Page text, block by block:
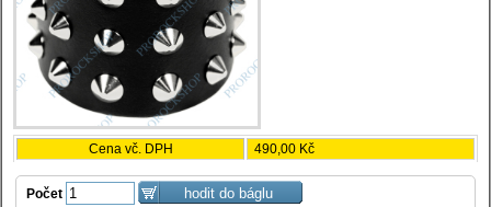
Cena vč. DPH 490,00 Kč
Počet